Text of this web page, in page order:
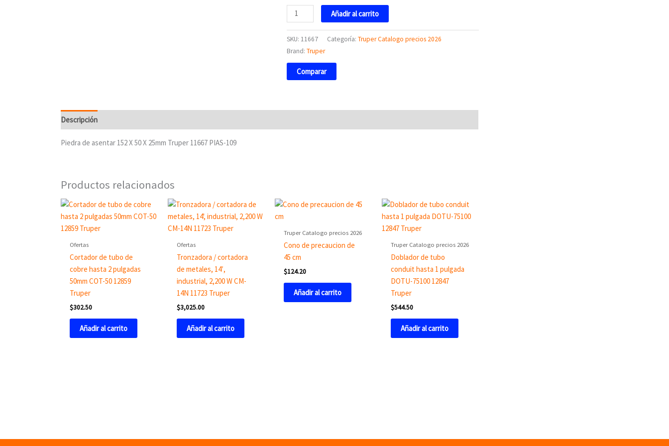
11667
Truper
Añadir al carrito
SKU: 11667 Categoría: Truper Catalogo precios 2026
Brand: Truper
Comparar
Descripción
Piedra de asentar 152 X 50 X 25mm Truper 11667 PIAS-109
Productos relacionados
Ofertas
Cortador de tubo de
cobre hasta 2 pulgadas
50mm COT-50 12859
Truper
$302.50
Añadir al carrito
Ofertas
Tronzadora / cortadora
de metales, 14′,
industrial, 2,200 W CM-
14N 11723 Truper
$3,025.00
Añadir al carrito
Truper Catalogo precios 2026
Cono de precaucion de
45 cm
$124.20
Añadir al carrito
Truper Catalogo precios 2026
Doblador de tubo
conduit hasta 1 pulgada
DOTU-75100 12847
Truper
$544.50
Añadir al carrito